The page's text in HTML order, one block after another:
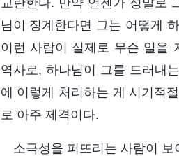
교란한다. 만약 언젠가 정말로
님이 징계한다면 그는 어떻게
이런 사람이 실제로 무슨 일을
역사로, 하나님이 그를 드러내
에 이렇게 처리하는 게 시기적
로 아주 제격이다.
소극성을 퍼뜨리는 사람이